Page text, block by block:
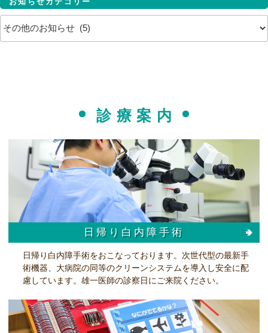
お知らせカテゴリー
お
知
ら
せ
診療案内
日帰り白内障手術
日帰り白内障手術をおこなっております。次世代型の最新手
術機器、大病院の同等のクリーンシステムを導入し安全に配
慮しています。雄一医師の診察日にご来院ください。